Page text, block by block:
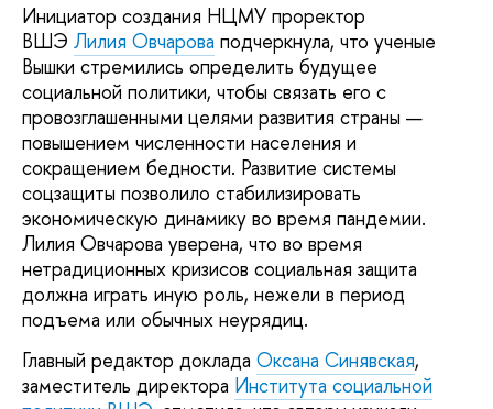
Инициатор создания НЦМУ проректор
ВШЭ Лилия Овчарова подчеркнула, что ученые
Вышки стремились определить будущее
социальной политики, чтобы связать его с
провозглашенными целями развития страны —
повышением численности населения и
сокращением бедности. Развитие системы
соцзащиты позволило стабилизировать
экономическую динамику во время пандемии.
Лилия Овчарова уверена, что во время
нетрадиционных кризисов социальная защита
должна играть иную роль, нежели в период
подъема или обычных неурядиц.
Главный редактор доклада Оксана Синявская,
заместитель директора Института социальной